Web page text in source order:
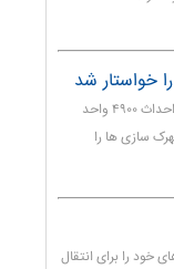
خواستار شد
وزیر امور خارجه اردن با محکوم کردن تصمیم رژیم صهیونیستی برای احداث ۴۹۰۰ واحد
سازی ها را
خود را برای انتقال